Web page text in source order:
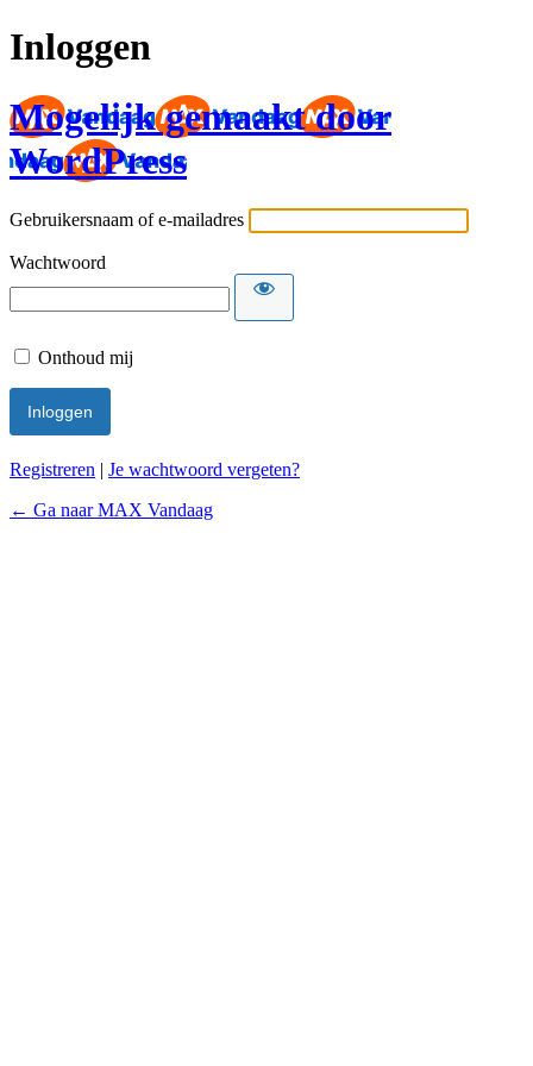
Inloggen
Mogelijk gemaakt door
WordPress
Gebruikersnaam of e-mailadres
Wachtwoord
Onthoud mij
Registreren | Je wachtwoord vergeten?
← Ga naar MAX Vandaag